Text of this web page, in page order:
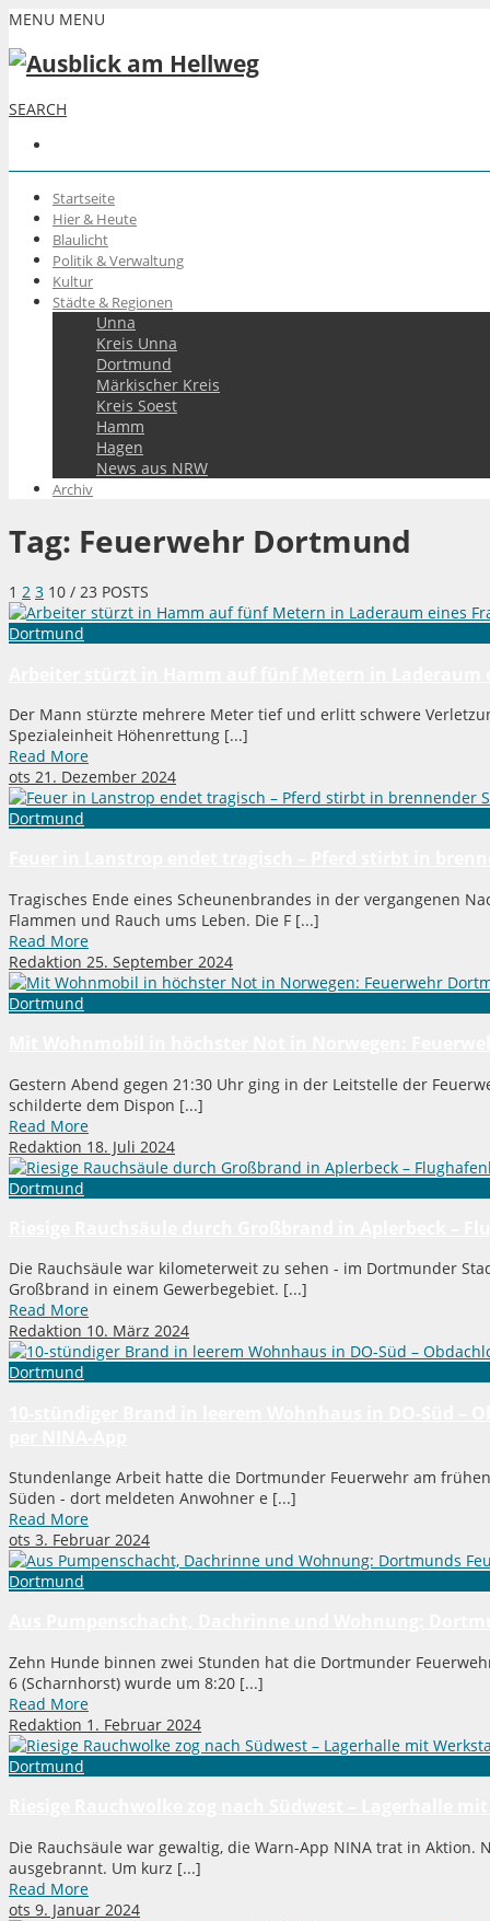
MENU MENU
SEARCH
Startseite
Hier & Heute
Blaulicht
Politik & Verwaltung
Kultur
Städte & Regionen
Unna
Kreis Unna
Dortmund
Märkischer Kreis
Kreis Soest
Hamm
Hagen
News aus NRW
Archiv
Tag: Feuerwehr Dortmund
1 2 3 10 / 23 POSTS
Dortmund
Der Mann stürzte mehrere Meter tief und erlitt schwere
Spezialeinheit Höhenrettung [...]
Read More
ots 21. Dezember 2024
Dortmund
Tragisches Ende eines Scheunenbrandes in der vergangenen
Flammen und Rauch ums Leben. Die F [...]
Read More
Redaktion 25. September 2024
Dortmund
Gestern Abend gegen 21:30 Uhr ging in der Leitstelle der
schilderte dem Dispon [...]
Read More
Redaktion 18. Juli 2024
Dortmund
Die Rauchsäule war kilometerweit zu sehen - im Dortmunder
Großbrand in einem Gewerbegebiet. [...]
Read More
Redaktion 10. März 2024
Dortmund
Stundenlange Arbeit hatte die Dortmunder Feuerwehr am
Süden - dort meldeten Anwohner e [...]
Read More
ots 3. Februar 2024
Dortmund
Zehn Hunde binnen zwei Stunden hat die Dortmunder
6 (Scharnhorst) wurde um 8:20 [...]
Read More
Redaktion 1. Februar 2024
Dortmund
Die Rauchsäule war gewaltig, die Warn-App NINA trat in
ausgebrannt. Um kurz [...]
Read More
ots 9. Januar 2024